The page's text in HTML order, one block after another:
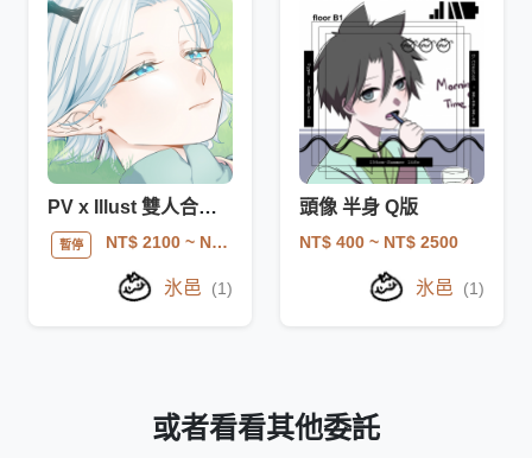
PV x Illust 雙人合作一站式委託
暫停 NT$ 2100~ NT$ 12000
氷邑 (1)
頭像 半身 Q版
NT$ 400 ~ NT$ 2500
氷邑 (1)
或者看看其他委託